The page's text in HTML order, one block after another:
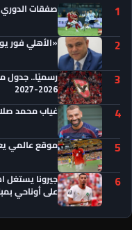
1 صفقات الدوري المصري 2026-2027..
2 «الأهلي فور
3 رسميًا.. جدول
2026-2027
4 غياب محمد
5 موقع عالمي
6 جيرونا يستغل
على أوناحي